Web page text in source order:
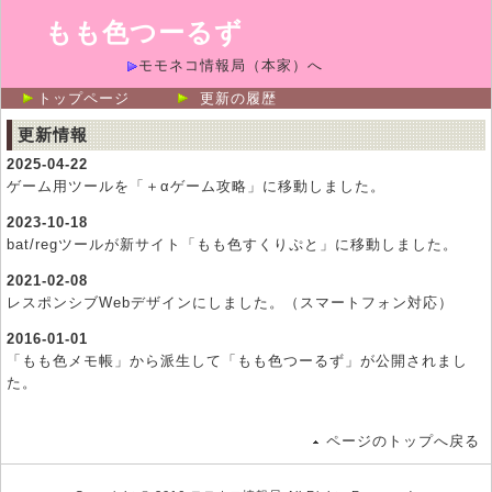
もも色つーるず
モモネコ情報局（本家）へ
トップページ
更新の履歴
更新情報
2025-04-22
ゲーム用ツールを「＋αゲーム攻略」に移動しました。
2023-10-18
bat/regツールが新サイト「もも色すくりぷと」に移動しました。
2021-02-08
レスポンシブWebデザインにしました。（スマートフォン対応）
2016-01-01
「もも色メモ帳」から派生して「もも色つーるず」が公開されまし
た。
ページのトップへ戻る